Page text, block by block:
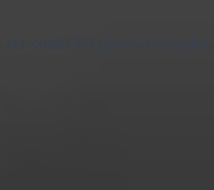
cómo los gestos normales